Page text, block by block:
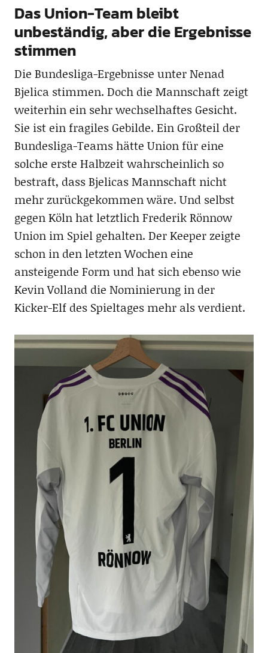
Das Union-Team bleibt
unbeständig, aber die Ergebnisse
stimmen
Die Bundesliga-Ergebnisse unter Nenad
Bjelica stimmen. Doch die Mannschaft zeigt
weiterhin ein sehr wechselhaftes Gesicht.
Sie ist ein fragiles Gebilde. Ein Großteil der
Bundesliga-Teams hätte Union für eine
solche erste Halbzeit wahrscheinlich so
bestraft, dass Bjelicas Mannschaft nicht
mehr zurückgekommen wäre. Und selbst
gegen Köln hat letztlich Frederik Rönnow
Union im Spiel gehalten. Der Keeper zeigte
schon in den letzten Wochen eine
ansteigende Form und hat sich ebenso wie
Kevin Volland die Nominierung in der
Kicker-Elf des Spieltages mehr als verdient.